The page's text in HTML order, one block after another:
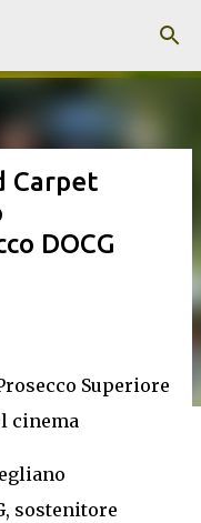
Carpet
DOCG
Superiore
cinema
sostenitore